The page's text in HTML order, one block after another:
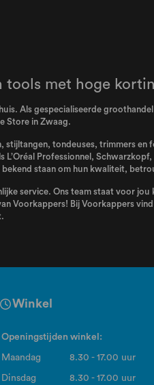
tools met hoge
Als gespecialiseerde
Store in Zwaag.
tondeuses, trimmers
L’Oréal Professionnel , Schwarzkopf,
staan om hun kwaliteit,
service. Ons team staat voor
Voorkappers! Bij Voorkappers
Winkel
Openingstijden winkel:
Maandag 8.30 - 17.00 uur
Dinsdag 8.30 - 17.00 uur